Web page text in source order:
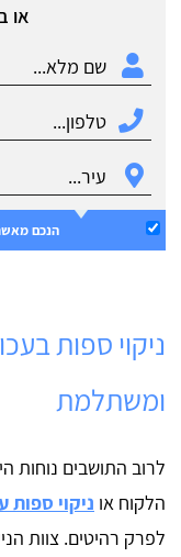
או
הנכם
ניקוי ספות
ומשתלמת
לרוב התושבים נוחות
הלקוח או ניקוי ספות
לפרק רהיטים. צוות